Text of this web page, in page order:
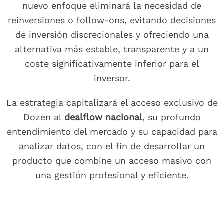
nuevo enfoque eliminará la necesidad de
reinversiones o follow-ons, evitando decisiones
de inversión discrecionales y ofreciendo una
alternativa más estable, transparente y a un
coste significativamente inferior para el
inversor.
La estrategia capitalizará el acceso exclusivo de
Dozen al dealflow nacional, su profundo
entendimiento del mercado y su capacidad para
analizar datos, con el fin de desarrollar un
producto que combine un acceso masivo con
una gestión profesional y eficiente.